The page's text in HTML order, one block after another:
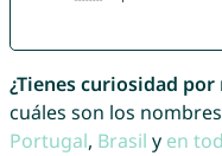
¿Tienes curiosidad por
cuáles son los
Portugal, Brasil y en